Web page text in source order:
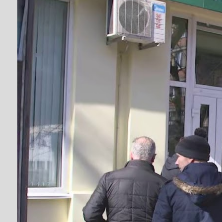
В аптеки
решта чекають
#епідемія ,
В аптеки міста пускають лише по одному
Надіслати друзям
Facebook
Telegram
Друк
Більше